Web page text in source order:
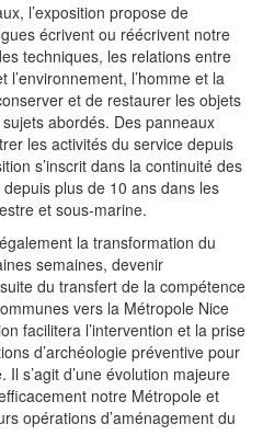
l’exposition propose de
écrivent ou réécrivent notre
techniques, les relations entre
l’environnement, l’homme et la
et de restaurer les objets
abordés. Des panneaux
les activités du service depuis
s’inscrit dans la continuité des
plus de 10 ans dans les
et sous-marine.
la transformation du
semaines, devenir
du transfert de la compétence
vers la Métropole Nice
facilitera l’intervention et la prise
d’archéologie préventive pour
s’agit d’une évolution majeure
notre Métropole et
opérations d’aménagement du